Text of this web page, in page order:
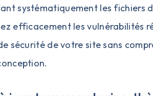
systématiquement les fichiers
efficacement les vulnérabilités
sécurité de votre site sans